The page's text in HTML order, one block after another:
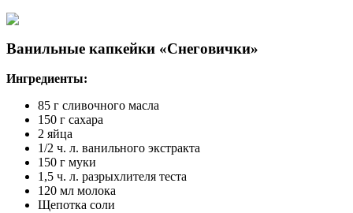
Ванильные капкейки «Снеговички»
Ингредиенты:
85 г сливочного масла
150 г сахара
2 яйца
1/2 ч. л. ванильного экстракта
150 г муки
1,5 ч. л. разрыхлителя теста
120 мл молока
Щепотка соли